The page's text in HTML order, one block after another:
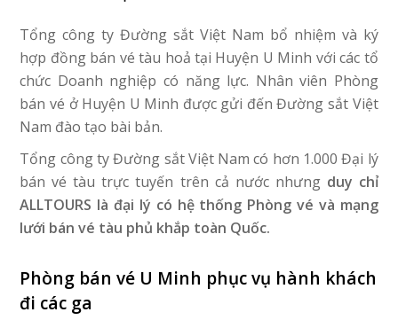
Tổng công ty Đường sắt Việt Nam bổ nhiệm và ký
hợp đồng bán vé tàu hoả tại Huyện U Minh với các tổ
chức Doanh nghiệp có năng lực. Nhân viên Phòng
bán vé ở Huyện U Minh được gửi đến Đường sắt Việt
Nam đào tạo bài bản.
Tổng công ty Đường sắt Việt Nam có hơn 1.000 Đại lý
bán vé tàu trực tuyến trên cả nước nhưng duy chỉ
ALLTOURS là đại lý có hệ thống Phòng vé và mạng
lưới bán vé tàu phủ khắp toàn Quốc.
Phòng bán vé U Minh phục vụ hành khách
đi các ga